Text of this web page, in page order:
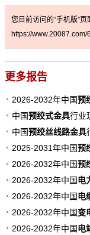
您目前访问的“手机版”页
https://
更多报告
2026-2032年中国预
中国预绞式金具行业
中国预绞丝线路金具
2025-2031年中国预
2026-2032年中国预
2026-2032年中国电
2026-2032年中国电
2026-2032年中国变
2026-2032年中国电